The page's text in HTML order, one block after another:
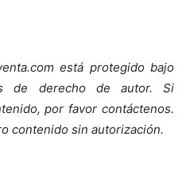
está protegido bajo
de derecho de autor. Si
por favor contáctenos.
contenido sin autorización.